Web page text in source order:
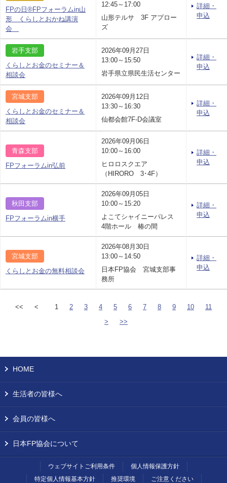
FPの日®FPフォーラムin山
形 くらしとおかね講演
会
12:45～17:00
山形テルサ 3F アプロー
ズ
詳細・
申込
岩手支部
くらしとお金のセミナー＆
相談会
2026年09月27日
13:00～15:50
岩手県立県民生活センター
詳細・
申込
宮城支部
くらしとお金のセミナー＆
相談会
2026年09月12日
13:30～16:30
仙都会館7F-D会議室
詳細・
申込
青森支部
FPフォーラムin弘前
2026年09月06日
10:00～16:00
ヒロロスクエア
（HIRORO 3･4F）
詳細・
申込
秋田支部
FPフォーラムin横手
2026年09月05日
10:00～15:20
よこてシャイニーパレス
4階ホール 椿の間
詳細・
申込
宮城支部
くらしとお金の無料相談会
2026年08月30日
13:00～14:50
日本FP協会 宮城支部事
務所
詳細・
申込
<< < 1 2 3 4 5 6 7 8 9 10
11
>
>>
HOME
生活者の皆様へ
会員の皆様へ
日本FP協会について
ウェブサイトご利用条件
個人情報保護方針
特定個人情報基本方針
推奨環境 ご注意ください